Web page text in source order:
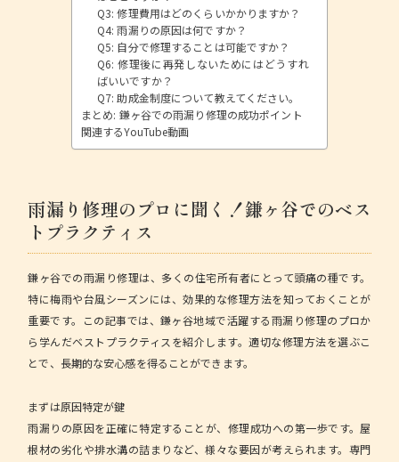
Q3: 修理費用はどのくらいかかりますか？
Q4: 雨漏りの原因は何ですか？
Q5: 自分で修理することは可能ですか？
Q6: 修理後に再発しないためにはどうすれ
ばいいですか？
Q7: 助成金制度について教えてください。
まとめ: 鎌ヶ谷での雨漏り修理の成功ポイント
関連するYouTube動画
雨漏り修理のプロに聞く！鎌ヶ谷でのベス
トプラクティス
鎌ヶ谷での雨漏り修理は、多くの住宅所有者にとって頭痛の種です。
特に梅雨や台風シーズンには、効果的な修理方法を知っておくことが
重要です。この記事では、鎌ヶ谷地域で活躍する雨漏り修理のプロか
ら学んだベストプラクティスを紹介します。適切な修理方法を選ぶこ
とで、長期的な安心感を得ることができます。
まずは原因特定が鍵
雨漏りの原因を正確に特定することが、修理成功への第一歩です。屋
根材の劣化や排水溝の詰まりなど、様々な要因が考えられます。専門